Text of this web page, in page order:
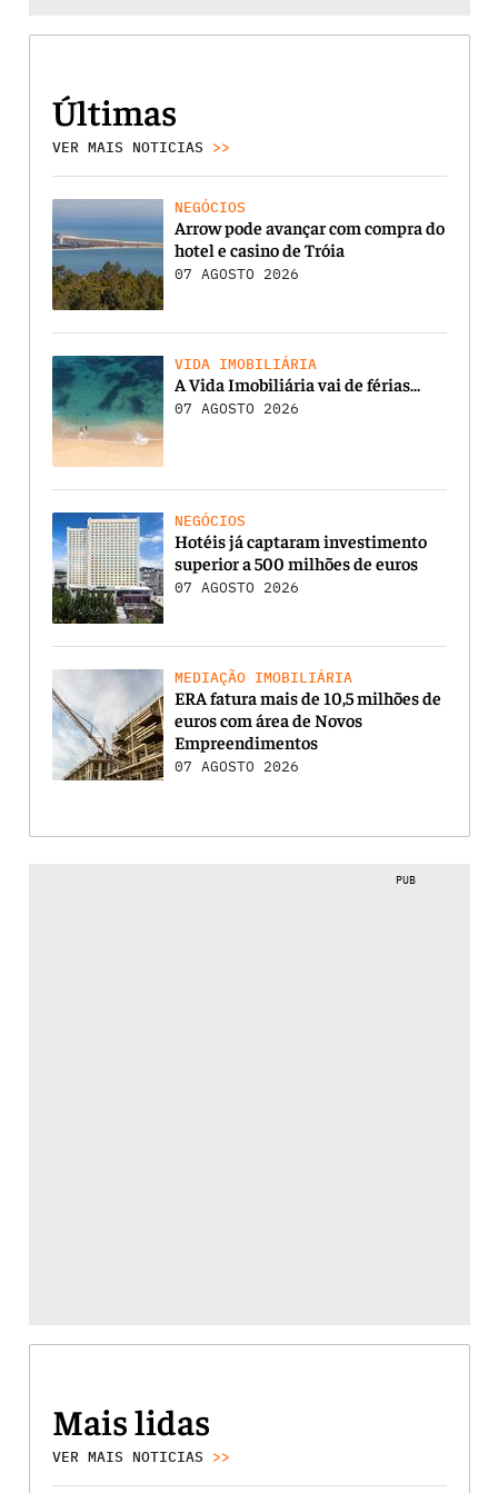
Últimas
VER MAIS NOTICIAS >>
NEGÓCIOS
Arrow pode avançar com compra do
hotel e casino de Tróia
07 AGOSTO 2026
VIDA IMOBILIÁRIA
A Vida Imobiliária vai de férias…
07 AGOSTO 2026
NEGÓCIOS
Hotéis já captaram investimento
superior a 500 milhões de euros
07 AGOSTO 2026
MEDIAÇÃO IMOBILIÁRIA
ERA fatura mais de 10,5 milhões de
euros com área de Novos
Empreendimentos
07 AGOSTO 2026
PUB
Mais lidas
VER MAIS NOTICIAS >>